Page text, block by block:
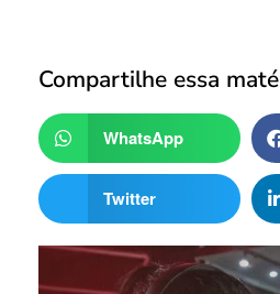
Compartilhe essa
WhatsApp
Twitter